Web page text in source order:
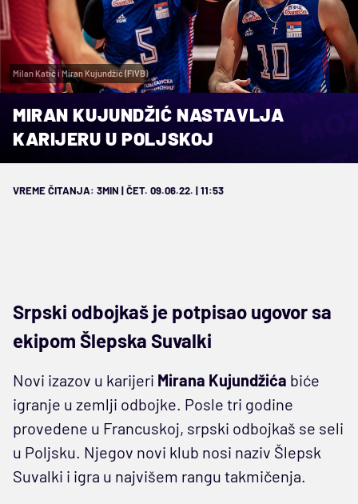
Milan Katić i Miran Kujundžić (FIVB)
MIRAN KUJUNDŽIĆ NASTAVLJA
KARIJERU U POLJSKOJ
VREME ČITANJA: 3MIN | ČET. 09.06.22. | 11:53
Srpski odbojkaš je potpisao ugovor sa
ekipom Šlepska Suvalki
Novi izazov u karijeri Mirana Kujundžića biće
igranje u zemlji odbojke. Posle tri godine
provedene u Francuskoj, srpski odbojkaš se seli
u Poljsku. Njegov novi klub nosi naziv Šlepsk
Suvalki i igra u najvišem rangu takmičenja.